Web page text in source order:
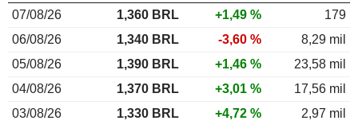
07/08/26
1,360 BRL +1,49 %
179
06/08/26
1,340 BRL -3,60 %
8,29 mil
05/08/26
1,390 BRL +1,46 %
23,58 mil
04/08/26
1,370 BRL +3,01 %
17,56 mil
03/08/26
1,330 BRL +4,72 % 2,97 mil